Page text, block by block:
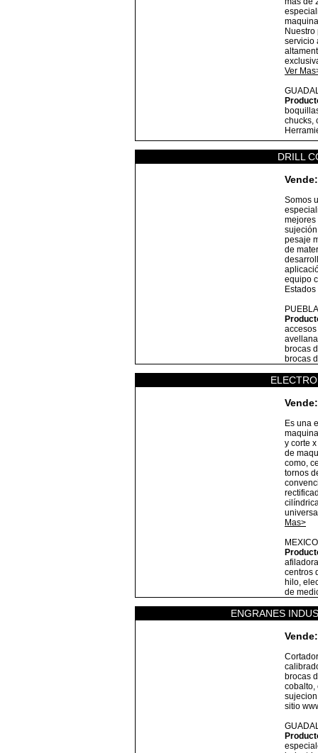
servicio
Ver
chucks,
DRILL
Vende:
Somos
mejores
pesaje
de
equipo
brocas
brocas
Vende:
Es una
y corte
de
como,
tornos
Mas>
centros
hilo,
de
ENGRANES
Vende:
brocas
cobalto,
sitio